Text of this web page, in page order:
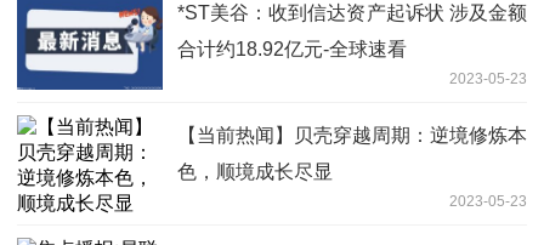
*ST美谷：收到信达资产起诉状 涉及金额
合计约18.92亿元-全球速看
2023-05-23
【当前热闻】贝壳穿越周期：逆境修炼本
色，顺境成长尽显
2023-05-23